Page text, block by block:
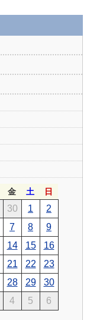
金 土 日
30 1
2
7 8
9
14 15
16
21 22
23
28 29
30
4 5 6